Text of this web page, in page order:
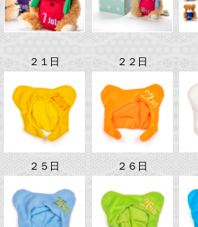
２１日 ２２日
２５日 ２６日